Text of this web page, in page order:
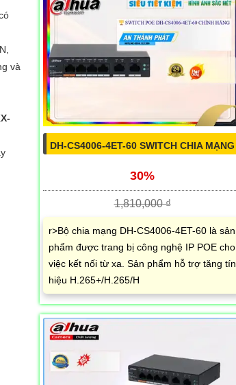
DH-CS4006-4ET-60 SWITCH CHIA MẠNG
30%
1,810,000 ₫
r>Bộ chia mạng DH-CS4006-4ET-60 là sản
phẩm được trang bị công nghệ IP POE cho
việc kết nối từ xa. Sản phẩm hỗ trợ tăng tín
hiệu H.265+/H.265/H